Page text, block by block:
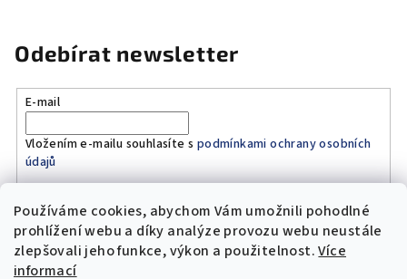
Používáme cookies, abychom Vám umožnili pohodlné
prohlížení webu a díky analýze provozu webu neustále
zlepšovali jeho funkce, výkon a použitelnost.Více
informací
Odebírat newsletter
E-mail
Vložením e-mailu souhlasíte s podmínkami ochrany osobních
údajů
Přihlásit se